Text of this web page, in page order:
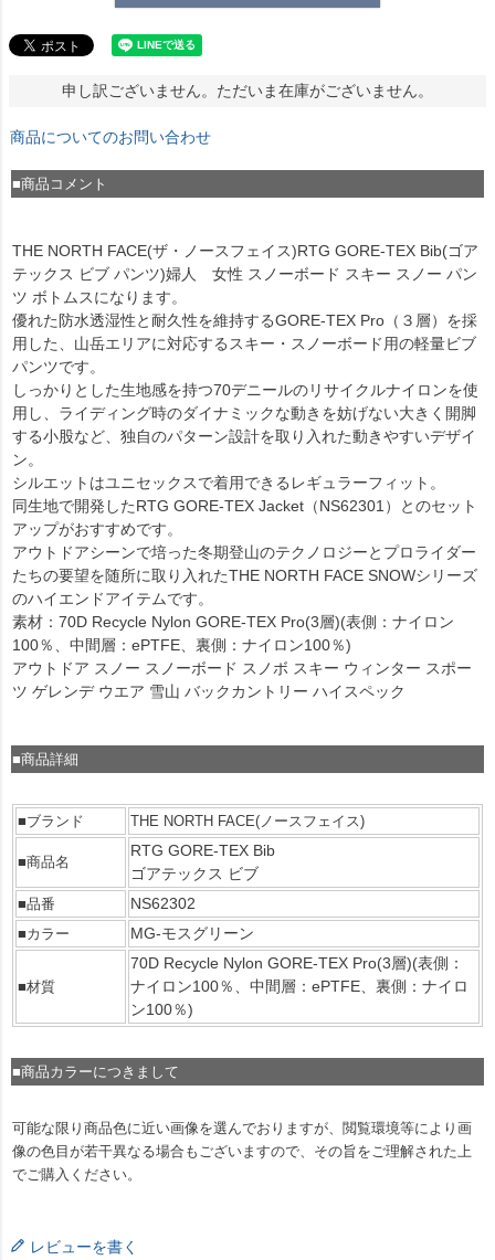
申し訳ございません。ただいま在庫がございません。
商品についてのお問い合わせ
■商品コメント
THE NORTH FACE(ザ・ノースフェイス)RTG GORE-TEX Bib(ゴア
テックス ビブ パンツ)婦人 女性 スノーボード スキー スノー パン
ツ ボトムスになります。
優れた防水透湿性と耐久性を維持するGORE-TEX Pro（３層）を採
用した、山岳エリアに対応するスキー・スノーボード用の軽量ビブ
パンツです。
しっかりとした生地感を持つ70デニールのリサイクルナイロンを使
用し、ライディング時のダイナミックな動きを妨げない大きく開脚
する小股など、独自のパターン設計を取り入れた動きやすいデザイ
ン。
シルエットはユニセックスで着用できるレギュラーフィット。
同生地で開発したRTG GORE-TEX Jacket（NS62301）とのセット
アップがおすすめです。
アウトドアシーンで培った冬期登山のテクノロジーとプロライダー
たちの要望を随所に取り入れたTHE NORTH FACE SNOWシリーズ
のハイエンドアイテムです。
素材：70D Recycle Nylon GORE-TEX Pro(3層)(表側：ナイロン
100％、中間層：ePTFE、裏側：ナイロン100％)
アウトドア スノー スノーボード スノボ スキー ウィンター スポー
ツ ゲレンデ ウエア 雪山 バックカントリー ハイスペック
■商品詳細
■ブランド THE NORTH FACE(ノースフェイス)
■商品名
RTG GORE-TEX Bib
ゴアテックス ビブ
■品番 NS62302
■カラー MG-モスグリーン
■材質
70D Recycle Nylon GORE-TEX Pro(3層)(表側：
ナイロン100％、中間層：ePTFE、裏側：ナイロ
ン100％)
■商品カラーにつきまして
可能な限り商品色に近い画像を選んでおりますが、閲覧環境等により画
像の色目が若干異なる場合もございますので、その旨をご理解された上
でご購入ください。
レビューを書く